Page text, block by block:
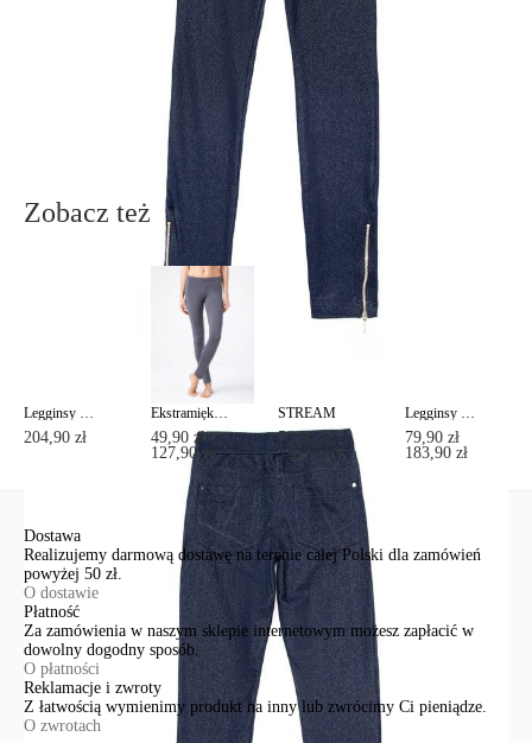
Ten produkt nie ma pytań Możesz zadać pytanie, klikając przycisk
Zobacz też
Legginsy modelujące z lampasami URBAN
204,90 zł
Ekstramiękkie legginsy z efektem termicznym STREET PLUSH
49,90 zł
127,90 zł
STREAM
59,90 zł
121,90 zł
Legginsy modelujące z eko skóry STORY
79,90 zł
183,90 zł
Dostawa
Realizujemy darmową dostawę na terenie całej Polski dla zamówień
powyżej 50 zł.
O dostawie
Płatność
Za zamówienia w naszym sklepie internetowym możesz zapłacić w
dowolny dogodny sposób.
O płatności
Reklamacje i zwroty
Z łatwością wymienimy produkt na inny lub zwrócimy Ci pieniądze.
O zwrotach